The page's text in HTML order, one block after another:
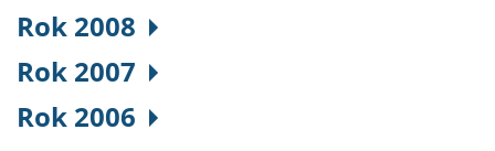
Rok 2008
Rok 2007
Rok 2006